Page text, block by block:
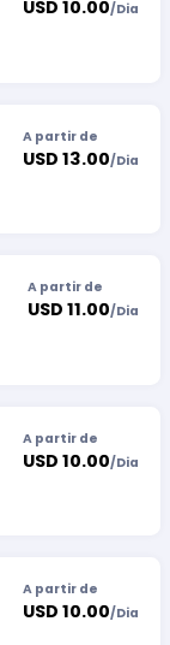
USD 10.00/Dia
A partir de
USD 13.00/Dia
A partir de
USD 11.00/Dia
A partir de
USD 10.00/Dia
A partir de
USD 10.00/Dia